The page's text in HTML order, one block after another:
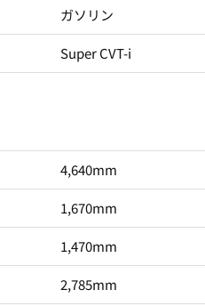
ガソリン
Super CVT-i
4,640mm
1,670mm
1,470mm
2,785mm